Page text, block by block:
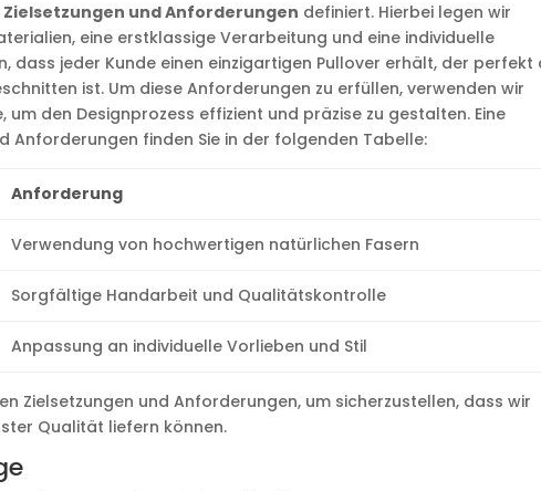
Zielsetzungen und Anforderungen definiert. Hierbei legen wir
eine erstklassige Verarbeitung und eine individuelle
dass jeder Kunde einen einzigartigen Pullover erhält, der perfekt
ist. Um diese Anforderungen zu erfüllen, verwenden wir
um den Designprozess effizient und präzise zu gestalten. Eine
Anforderungen finden Sie in der folgenden Tabelle:
Anforderung
Verwendung von hochwertigen natürlichen Fasern
Sorgfältige Handarbeit und Qualitätskontrolle
Anpassung an individuelle Vorlieben und Stil
Zielsetzungen und Anforderungen, um sicherzustellen, dass wir
Qualität liefern können.